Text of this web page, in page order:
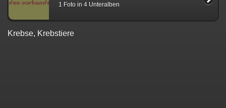
1 Foto in 4 Unteralben
Krebse, Krebstiere